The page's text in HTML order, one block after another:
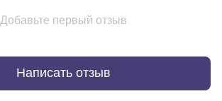
Добавьте первый отзыв
Написать отзыв